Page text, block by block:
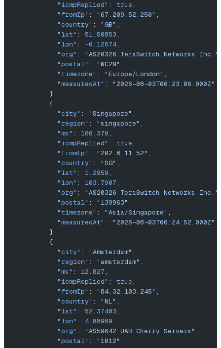
            "icmpReplied"
: true,
            "fromIp"
: "67.209.52.250" ,
            "country"
: "GB" ,
            "lat"
: 51.50853,
            "lon"
: -0.12574,
            "org"
: "AS20326 TeraSwitch Networks Inc."
            "postal"
: "WC2N" ,
            "timezone"
: "Europe/London" ,
            "measuredAt"
: "2026-08-03T06:23:06.000Z"
          },
          {
            "city"
: "Singapore" ,
            "region"
: "singapore" ,
            "ms"
: 166.379,
            "icmpReplied"
: true,
            "fromIp"
: "202.8.11.52" ,
            "country"
: "SG" ,
            "lat"
: 1.2959,
            "lon"
: 103.7907,
            "org"
: "AS20326 TeraSwitch Networks Inc."
            "postal"
: "139963" ,
            "timezone"
: "Asia/Singapore" ,
            "measuredAt"
: "2026-08-03T06:24:52.000Z"
          },
          {
            "city"
: "Amsterdam" ,
            "region"
: "amsterdam" ,
            "ms"
: 12.827,
            "icmpReplied"
: true,
            "fromIp"
: "84.32.103.245" ,
            "country"
: "NL" ,
            "lat"
: 52.37403,
            "lon"
: 4.88969,
            "org"
: "AS59642 UAB Cherry Servers" ,
            "postal"
: "1012" ,